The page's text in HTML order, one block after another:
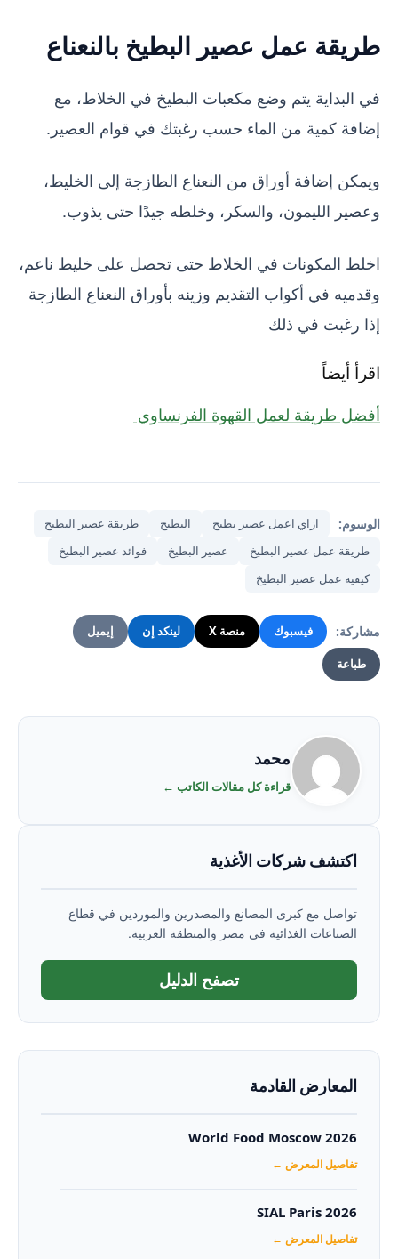
طريقة عمل عصير البطيخ بالنعناع
في البداية يتم وضع مكعبات البطيخ في الخلاط، مع
إضافة كمية من الماء حسب رغبتك في قوام العصير.
ويمكن إضافة أوراق من النعناع الطازجة إلى الخليط،
وعصير الليمون، والسكر، وخلطه جيدًا حتى يذوب.
اخلط المكونات في الخلاط حتى تحصل على خليط ناعم،
وقدميه في أكواب التقديم وزينه بأوراق النعناع الطازجة
إذا رغبت في ذلك
اقرأ أيضاً
أفضل طريقة لعمل القهوة الفرنساوي
الوسوم: ازاي اعمل عصير بطيخ البطيخ
طريقة عصير البطيخ
طريقة عمل عصير البطيخ
عصير البطيخ
فوائد عصير البطيخ
كيفية عمل عصير البطيخ
مشاركة: فيسبوك منصة X لينكد إن إيميل
طباعة
محمد
قراءة كل مقالات الكاتب ←
اكتشف شركات الأغذية
تواصل مع كبرى المصانع والمصدرين والموردين في قطاع
الصناعات الغذائية في مصر والمنطقة العربية.
تصفح الدليل
المعارض القادمة
World Food Moscow 2026
تفاصيل المعرض ←
SIAL Paris 2026
تفاصيل المعرض ←